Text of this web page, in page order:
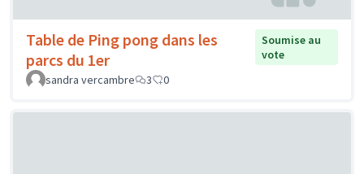
Table de Ping pong dans les
parcs du 1er
Soumise au
vote
sandra vercambre
3 0